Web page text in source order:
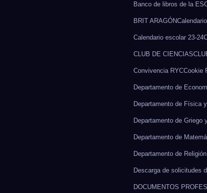
Banco de libros de la
BRIT ARAGÓN
Calendario escolar 23-24
CLUB DE CIENCIAS
Convivencia RYCCookie
Departamento de
Departamento de Física
Departamento de Griego
Departamento de
Departamento de Religión
Descarga de solicitudes
DOCUMENTOS